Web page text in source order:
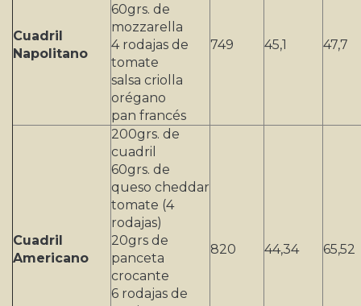
Cuadril
Napolitano
60grs. de
mozzarella
4 rodajas de
tomate
salsa criolla
orégano
pan francés
749 45,1 47,7
Cuadril
Americano
200grs. de
cuadril
60grs. de
queso cheddar
tomate (4
rodajas)
20grs de
panceta
crocante
6 rodajas de
820 44,34 65,52